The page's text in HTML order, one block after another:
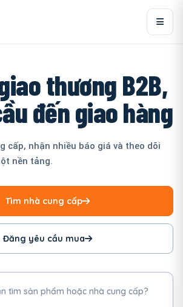
thương B2B,
đến giao hàng
cấp, nhận nhiều báo giá và theo dõi
nền tảng.
Tìm nhà cung cấp
Đăng yêu cầu mua